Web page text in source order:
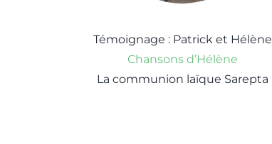
Témoignage : Patrick et Hélène
Chansons d’Hélène
La communion laïque Sarepta